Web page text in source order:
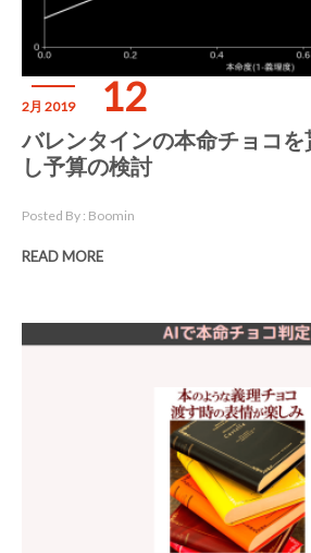
2月 2019 12
バレンタインの本命チョコ
し予算の検討
Posted By : Boomin
READ MORE